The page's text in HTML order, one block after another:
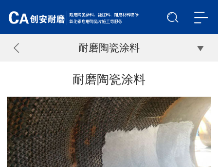
耐磨陶瓷涂料
耐磨陶瓷涂料